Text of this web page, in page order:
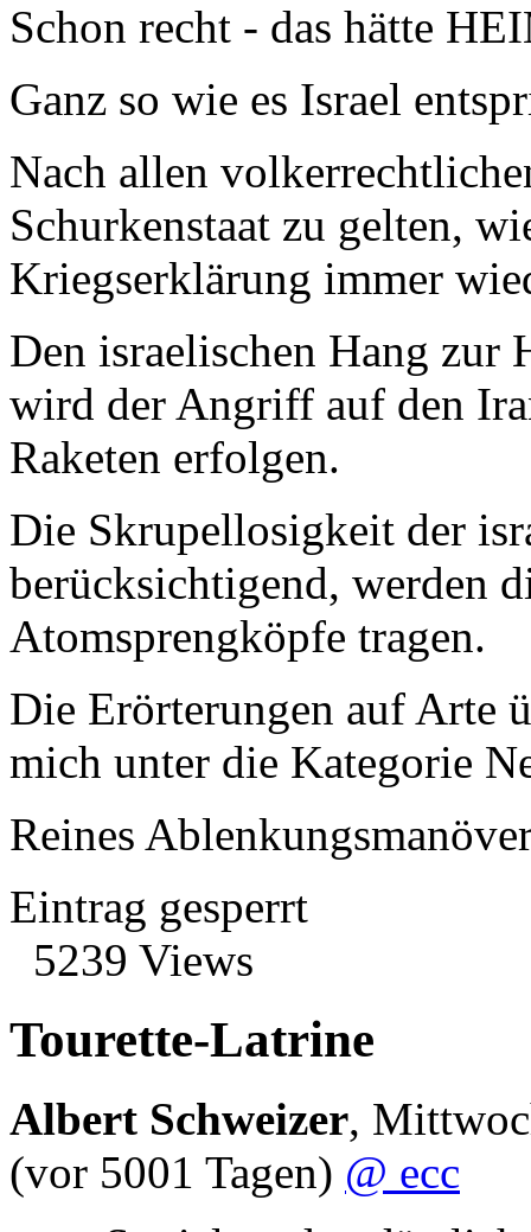
Schon recht - das hätte
Ganz so wie es Israel
Nach allen
Schurkenstaat zu gelten,
Kriegserklärung immer
Den israelischen Hang zur
wird der Angriff auf den
Raketen erfolgen.
Die Skrupellosigkeit der
berücksichtigend, werden
Atomsprengköpfe tragen.
Die Erörterungen auf Arte
mich unter die Kategorie
Reines
Eintrag gesperrt
5239 Views
Tourette-Latrine
Albert Schweizer,
(vor 5001 Tagen) @ ecc